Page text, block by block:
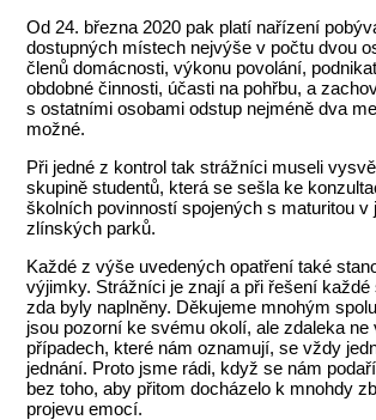
Od 24. března 2020 pak platí nařízení
dostupných místech nejvýše v počtu dvou
členů domácnosti, výkonu povolání,
obdobné činnosti, účasti na pohřbu, a
s ostatními osobami odstup nejméně dva
možné.
Při jedné z kontrol tak strážníci museli
skupině studentů, která se sešla ke
školních povinností spojených s maturitou v
zlínských parků.
Každé z výše uvedených opatření také
výjimky. Strážníci je znají a při řešení každé
zda byly naplněny. Děkujeme mnohým
jsou pozorní ke svému okolí, ale zdaleka ne
případech, které nám oznamují, se vždy
jednání. Proto jsme rádi, když se nám
bez toho, aby přitom docházelo k mnohdy
projevu emocí.